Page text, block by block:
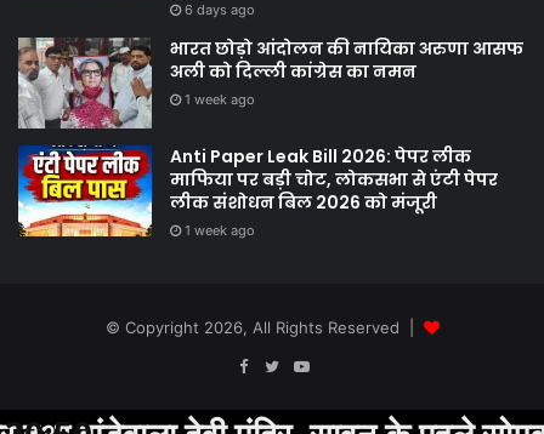
6 days ago
भारत छोड़ो आंदोलन की नायिका अरुणा आसफ
अली को दिल्ली कांग्रेस का नमन
1 week ago
Anti Paper Leak Bill 2026: पेपर लीक
माफिया पर बड़ी चोट, लोकसभा से एंटी पेपर
लीक संशोधन बिल 2026 को मंजूरी
1 week ago
© Copyright 2026, All Rights Reserved |
Facebook
TwitterYouTube